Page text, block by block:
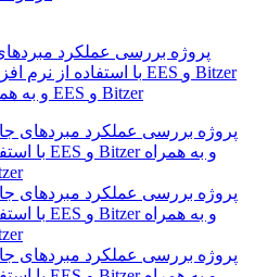
پروژه بررسی عملکرد
و به همراه آموزش نرم افزارهای EES و Bitzer